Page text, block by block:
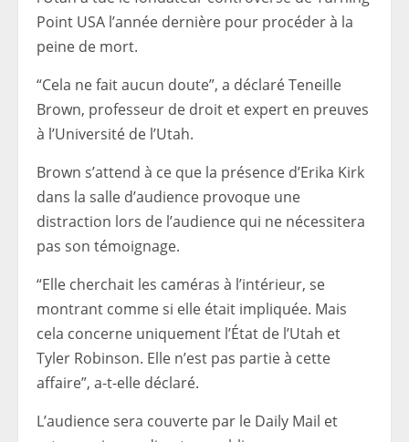
Point USA l’année dernière pour procéder à la
peine de mort.
“Cela ne fait aucun doute”, a déclaré Teneille
Brown, professeur de droit et expert en preuves
à l’Université de l’Utah.
Brown s’attend à ce que la présence d’Erika Kirk
dans la salle d’audience provoque une
distraction lors de l’audience qui ne nécessitera
pas son témoignage.
“Elle cherchait les caméras à l’intérieur, se
montrant comme si elle était impliquée. Mais
cela concerne uniquement l’État de l’Utah et
Tyler Robinson. Elle n’est pas partie à cette
affaire”, a-t-elle déclaré.
L’audience sera couverte par le Daily Mail et